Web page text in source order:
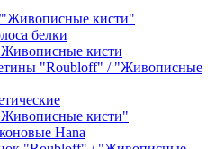
кисти"
белки
кисти
"Roubloff" / "Живописные
кисти"
Hana